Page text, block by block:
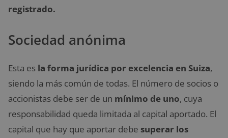
registrado.
Sociedad anónima
Esta es la forma jurídica por excelencia en Suiza,
siendo la más común de todas. El número de socios o
accionistas debe ser de un mínimo de uno, cuya
responsabilidad queda limitada al capital aportado. El
capital que hay que aportar debe superar los